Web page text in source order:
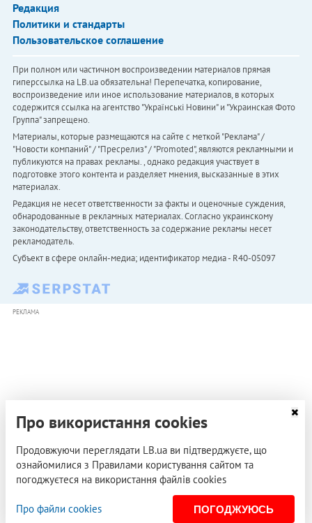
Редакция
Политики и стандарты
Пользовательское соглашение
При полном или частичном воспроизведении материалов прямая
гиперссылка на LB.ua обязательна! Перепечатка, копирование,
воспроизведение или иное использование материалов, в которых
содержится ссылка на агентство "Українськi Новини" и "Украинская Фото
Группа" запрещено.
Материалы, которые размещаются на сайте с меткой "Реклама" /
"Новости компаний" / "Пресрелиз" / "Promoted", являются рекламными и
публикуются на правах рекламы. , однако редакция участвует в
подготовке этого контента и разделяет мнения, высказанные в этих
материалах.
Редакция не несет ответственности за факты и оценочные суждения,
обнародованные в рекламных материалах. Согласно украинскому
законодательству, ответственность за содержание рекламы несет
рекламодатель.
Субъект в сфере онлайн-медиа; идентификатор медиа - R40-05097
РЕКЛАМА
Про використання cookies
Продовжуючи переглядати LB.ua ви підтверджуєте, що
ознайомилися з Правилами користування сайтом та
погоджуєтеся на використання файлів cookies
Про файли cookies ПОГОДЖУЮСЬ